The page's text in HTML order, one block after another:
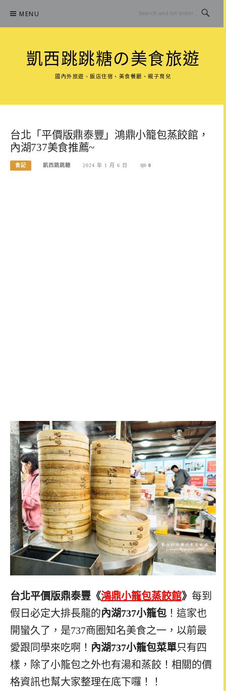
content
MENU
凱西跳跳糖の美食旅遊
國內外旅遊、飯店住宿、美食餐廳、親子育兒
台北「平價版鼎泰豐」鴻鼎小籠包蒸餃館，
內湖737美食推薦~
食記 凱西跳跳糖 2024 年 1 月 6 日 0
台北平價版鼎泰豐《鴻鼎小籠包蒸餃館》 每到
假日必定大排長龍的內湖737小籠包 ！這家也
開蠻久了，是737商圈知名美食之一， 以前最
愛跟同學來吃啊！ 內湖737小籠包菜單只有四
樣，除了小籠包之外也有湯和蒸餃！相關的價
格資訊也幫大家整理在底下囉！！